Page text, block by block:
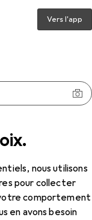
nous utilisons
pour collecter
comportement
en avons besoin
Vers l'app
pans